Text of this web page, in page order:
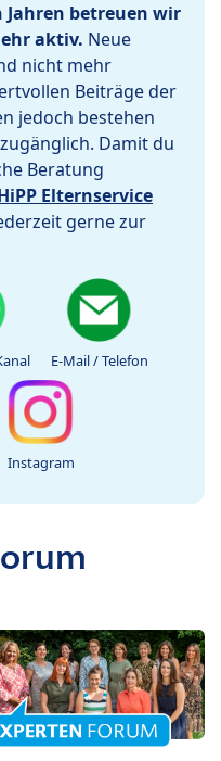
Jahren betreuen wir
aktiv. Neue
nicht mehr
Beiträge der
jedoch bestehen
Damit du
Beratung
Elternservice
gerne zur
E-Mail / Telefon
Instagram